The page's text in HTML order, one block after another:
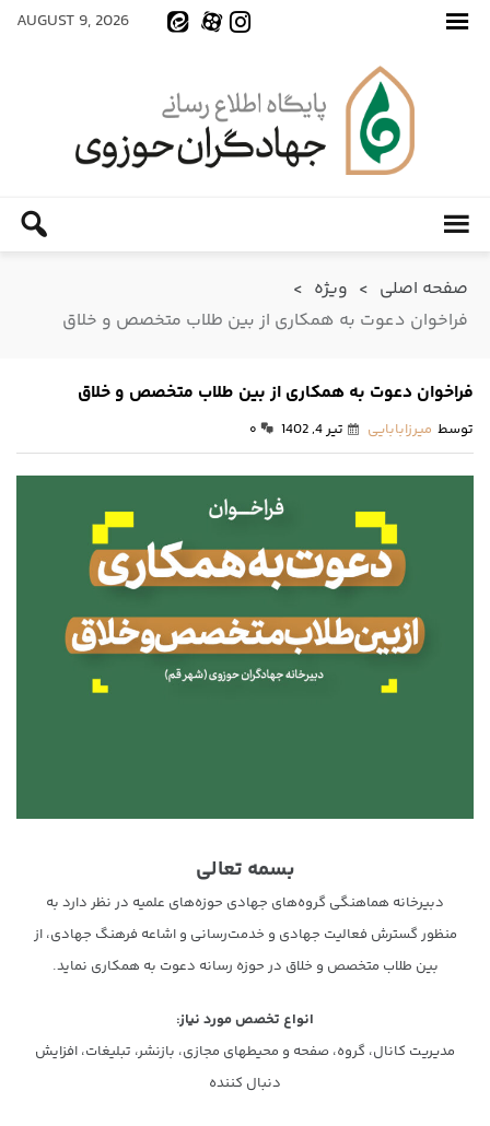
AUGUST 9, 2026
صفحه اصلی > ویژه >
فراخوان دعوت به همکاری از بین طلاب متخصص و خلاق
فراخوان دعوت به همکاری از بین طلاب متخصص و خلاق
توسط میرزابابایی تیر 4, 1402 ۰
بسمه تعالی
دبیرخانه هماهنگی گروه‌های جهادی حوزه‌های علمیه در نظر دارد به
منظور گسترش فعالیت جهادی و خدمت‌رسانی و اشاعه فرهنگ جهادی، از
بین طلاب متخصص و خلاق در حوزه رسانه دعوت به همکاری نماید.
انواع تخصص مورد نیاز:
مدیریت کانال، گروه، صفحه و محیط‏های مجازی، بازنشر، تبلیغات، افزایش
دنبال ‏کننده